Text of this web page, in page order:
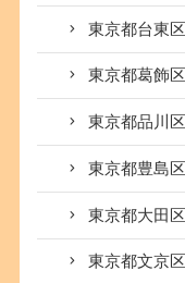
東京都台東区
東京都葛飾区
東京都品川区
東京都豊島区
東京都大田区
東京都文京区